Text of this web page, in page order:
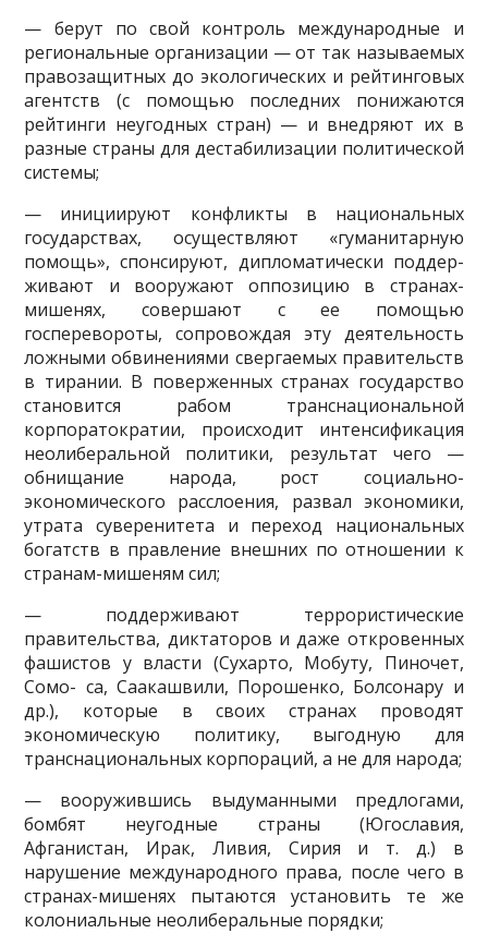
— берут по свой контроль международные и
региональные органи­зации — от так называемых
правозащитных до экологических и рей­тинговых
агентств (с помощью последних понижаются
рейтинги не­угодных стран) — и внедряют их в
разные страны для дестабилизации политической
системы;
— инициируют конфликты в национальных
государствах, осуществ­ляют «гуманитарную
помощь», спонсируют, дипломатически поддер­
живают и вооружают оппозицию в странах-
мишенях, совершают с ее помощью
госперевороты, сопровождая эту деятельность
ложными об­винениями свергаемых правительств
в тирании. В поверженных стра­нах государство
становится рабом транснациональной
корпоратокра­тии, происходит интенсификация
неолиберальной политики, результат чего —
обнищание народа, рост социально-
экономического расслое­ния, развал экономики,
утрата суверенитета и переход национальных
богатств в правление внешних по отношении к
странам-мишеням сил;
— поддерживают террористические
правительства, диктаторов и даже откровенных
фашистов у власти (Сухарто, Мобуту, Пиночет,
Сомо- са, Саакашвили, Порошенко, Болсонару и
др.), которые в своих странах проводят
экономическую политику, выгодную для
транснациональных корпораций, а не для народа;
— вооружившись выдуманными предлогами,
бомбят неугодные стра­ны (Югославия,
Афганистан, Ирак, Ливия, Сирия и т. д.) в
нарушение международного права, после чего в
странах-мишенях пытаются уста­новить те же
колониальные неолиберальные порядки;